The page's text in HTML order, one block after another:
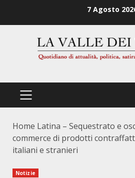
7 Agosto
PRIMÄRES
Home Latina – Sequestrato e
commerce di prodotti
italiani e stranieri
Notizie